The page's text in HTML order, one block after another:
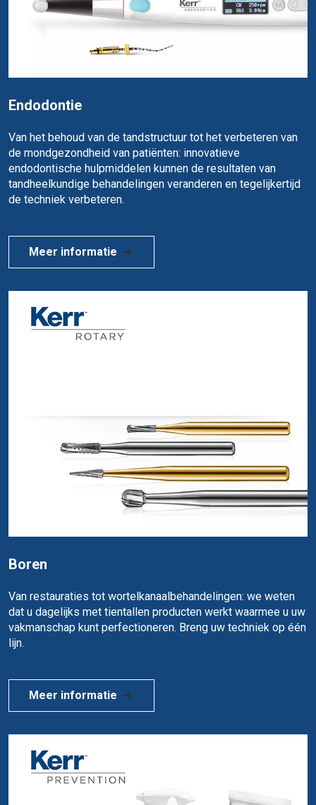
Endodontie
Van het behoud van de tandstructuur tot het verbeteren van
de mondgezondheid van patiënten: innovatieve
endodontische hulpmiddelen kunnen de resultaten van
tandheelkundige behandelingen veranderen en tegelijkertijd
de techniek verbeteren.
Meer informatie
Boren
Van restauraties tot wortelkanaalbehandelingen: we weten
dat u dagelijks met tientallen producten werkt waarmee u uw
vakmanschap kunt perfectioneren. Breng uw techniek op één
lijn.
Meer informatie